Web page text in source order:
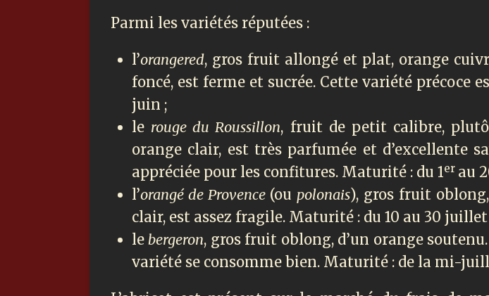
Parmi les variétés réputées :
l’orangered, gros fruit allongé et plat, orange
foncé, est ferme et sucrée. Cette variété précoce
juin ;
le rouge du Roussillon, fruit de petit calibre,
orange clair, est très parfumée et d’excellente
appréciée pour les confitures. Maturité : du 1er au
l’orangé de Provence (ou polonais), gros fruit
clair, est assez fragile. Maturité : du 10 au 30 juillet
lebergeron, gros fruit oblong, d’un orange
variété se consomme bien. Maturité : de la mi-